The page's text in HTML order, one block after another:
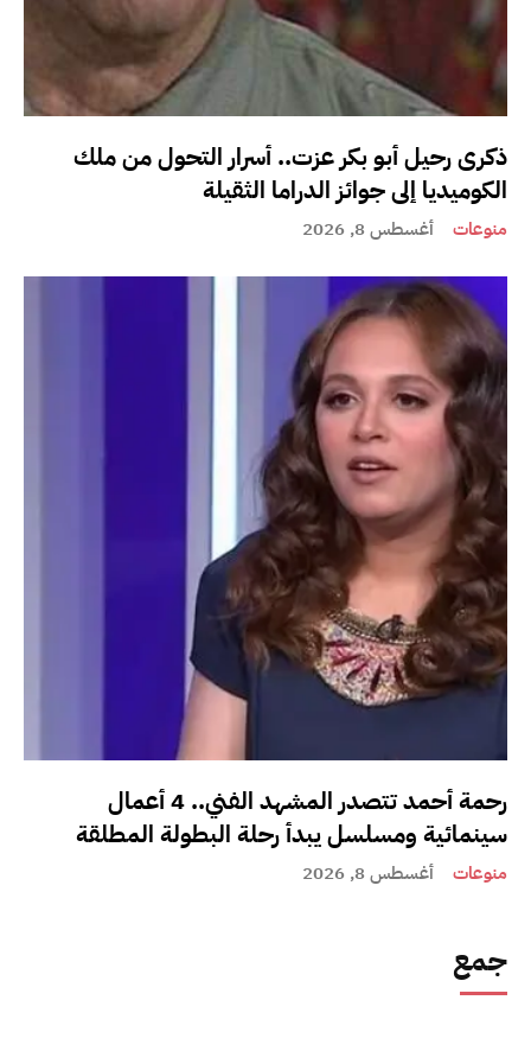
ذكرى رحيل أبو بكر عزت.. أسرار التحول من ملك
الكوميديا إلى جوائز الدراما الثقيلة
منوعات أغسطس 8, 2026
رحمة أحمد تتصدر المشهد الفني.. 4 أعمال
سينمائية ومسلسل يبدأ رحلة البطولة المطلقة
منوعات أغسطس 8, 2026
جمع